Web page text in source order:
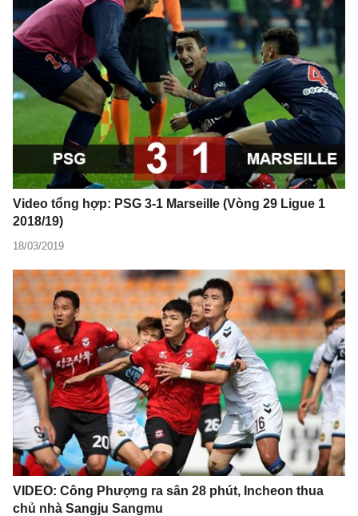
Video tổng hợp: PSG 3-1 Marseille (Vòng 29 Ligue 1
2018/19)
18/03/2019
VIDEO: Công Phượng ra sân 28 phút, Incheon thua
chủ nhà Sangju Sangmu